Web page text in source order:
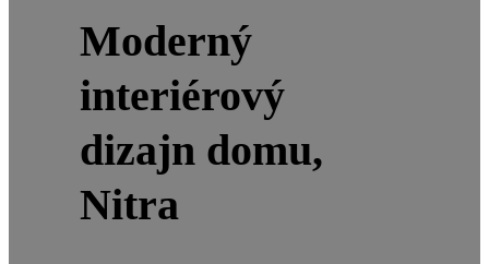
Moderný
interiérový
dizajn domu,
Nitra